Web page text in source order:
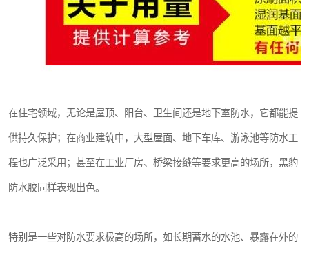
在住宅领域，无论是屋顶、阳台、卫生间还是地下室防水，它都能提
供持久保护；在商业建筑中，大型屋面、地下车库、游泳池等防水工
程也广泛采用；甚至在工业厂房、桥梁接缝等要求更高的场所，黑豹
防水胶同样表现出色。
特别是一些对防水要求极高的场所，如长期蓄水的水池、暴露在外的